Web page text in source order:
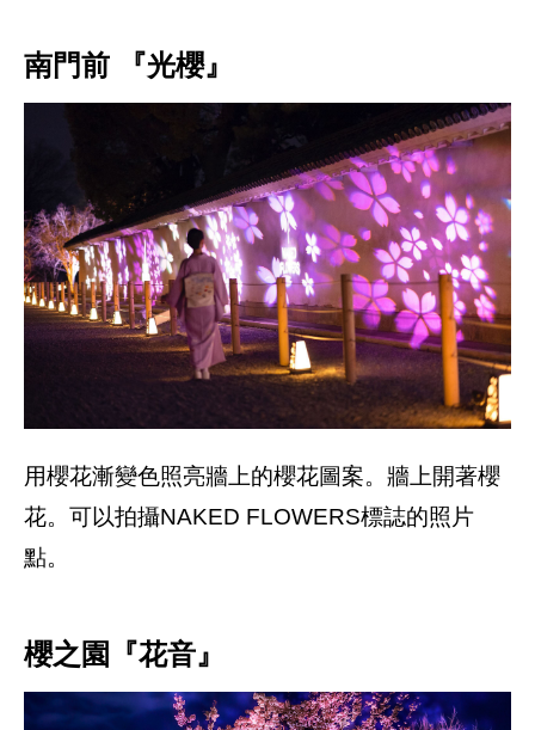
南門前 『光櫻』
用櫻花漸變色照亮牆上的櫻花圖案。牆上開著櫻
花。可以拍攝NAKED FLOWERS標誌的照片
點。
櫻之園『花音』